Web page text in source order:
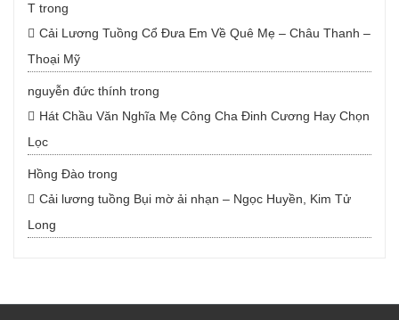
T trong
Cải Lương Tuồng Cổ Đưa Em Về Quê Mẹ – Châu Thanh –
Thoại Mỹ
nguyễn đức thính trong
Hát Chầu Văn Nghĩa Mẹ Công Cha Đinh Cương Hay Chọn
Lọc
Hồng Đào trong
Cải lương tuồng Bụi mờ ải nhạn – Ngọc Huyền, Kim Tử
Long